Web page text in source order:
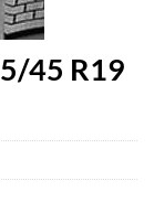
45 R19